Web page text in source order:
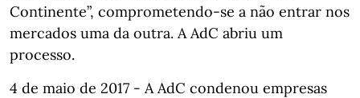
Continente”, comprometendo-se a não entrar nos
mercados uma da outra. A AdC abriu um
processo.
4 de maio de 2017 - A AdC condenou empresas